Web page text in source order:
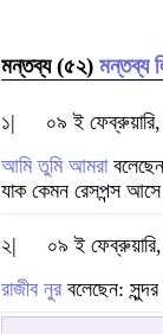
মন্তব্য (৫২) মন্তব্য
১|
০৯ ই
আমি তুমি আমরা
যাক কেমন রেসপন্স
২|
০৯ ই
রাজীব নুর বলেছেন: